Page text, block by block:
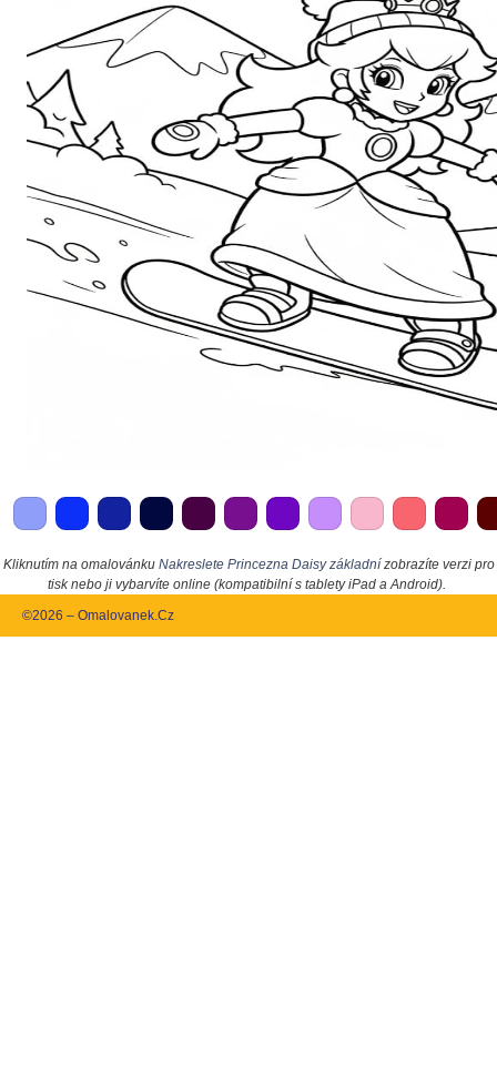
Kliknutím na omalovánku Nakreslete Princezna Daisy základnízobrazíte verzi pro
tisk nebo ji vybarvíte online (kompatibilní s tablety iPad a Android).
©2026 – Omalovanek.Cz